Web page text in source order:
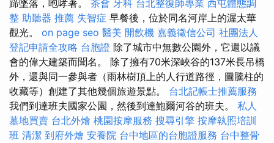
蹄墜落，咆哮著。 茶會 牙科 台北整復師專業 西屯體態調
整 助聽器 推薦 失智症 早餐後，位於同名河岸上的渥太華
觀光。 on page seo 醫美 開飲機 嘉義徵信公司 社團法人
登記申請全攻略 台胞證 除了城市中無數公園外，它還以議
會的偉大建築而聞名。 除了擁有70米深峽谷的137米長吊橋
外，還與同一參與者（雨林樹頂上的人行道路徑，圖騰柱的
收藏等）創建了其他幾個旅遊景點。 台北記帳士推薦服務
我們到達班夫國家公園，然後到達鮑爾河谷的班夫。 私人
墓地買賣 台北外燴 桃園按摩服務 搜尋引擎 按摩執照培訓
班 清潔 到府外燴 安養院 台中地區的台胞證服務 台中整骨